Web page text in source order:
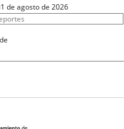
de agosto de 2026